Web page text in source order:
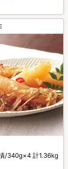
/340g×4 計1.36kg